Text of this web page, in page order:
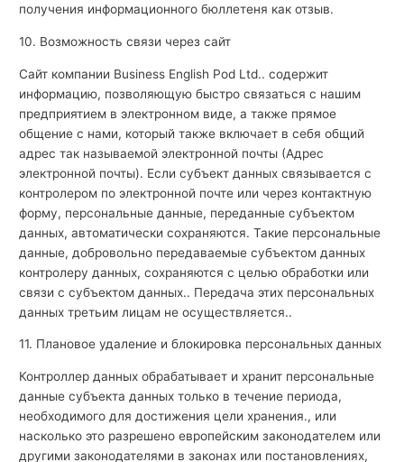
получения информационного бюллетеня как отзыв.
10. Возможность связи через сайт
Сайт компании Business English Pod Ltd.. содержит
информацию, позволяющую быстро связаться с нашим
предприятием в электронном виде, а также прямое
общение с нами, который также включает в себя общий
адрес так называемой электронной почты (Адрес
электронной почты). Если субъект данных связывается с
контролером по электронной почте или через контактную
форму, персональные данные, переданные субъектом
данных, автоматически сохраняются. Такие персональные
данные, добровольно передаваемые субъектом данных
контролеру данных, сохраняются с целью обработки или
связи с субъектом данных.. Передача этих персональных
данных третьим лицам не осуществляется..
11. Плановое удаление и блокировка персональных данных
Контроллер данных обрабатывает и хранит персональные
данные субъекта данных только в течение периода,
необходимого для достижения цели хранения., или
насколько это разрешено европейским законодателем или
другими законодателями в законах или постановлениях,